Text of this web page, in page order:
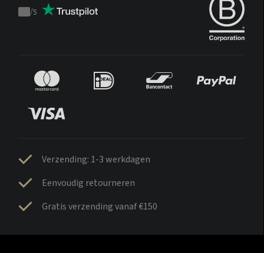
Trustpilot
/5
Verzending: 1-3 werkdagen
Eenvoudig retourneren
Gratis verzending vanaf €150